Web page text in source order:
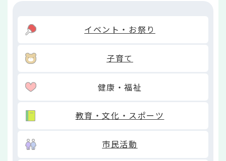
イベント・お祭り
子育て
健康・福祉
教育・文化・スポーツ
市民活動